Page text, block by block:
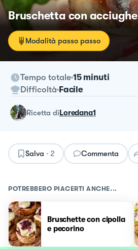
Bruschetta con acciughe
Modalità passo passo
Tempo totale 15 minuti
Difficoltà Facile
ricetta diLoredana1
Salva · 2 Commenta
POTREBBERO PIACERTI ANCHE...
Bruschette con cipolla
e pecorino